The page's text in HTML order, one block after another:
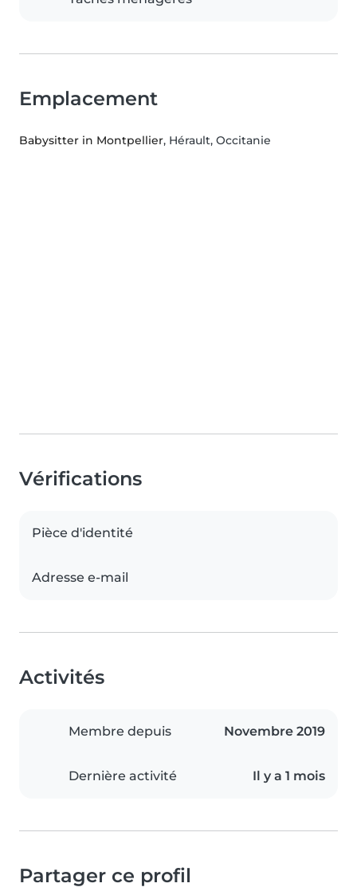
Emplacement
Babysitter in Montpellier, Hérault, Occitanie
Vérifications
Pièce d'identité
Adresse e-mail
Activités
Membre depuis Novembre 2019
Dernière activité Il y a 1 mois
Partager ce profil